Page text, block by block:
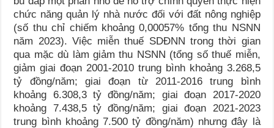
chức năng quản lý nhà nước đối với đất nông nghiệp
(số thu chỉ chiếm khoảng 0,00057% tổng thu NSNN
năm 2023). Việc miễn thuế SDĐNN trong thời gian
qua mặc dù làm giảm thu NSNN (tổng số thuế miễn,
giảm giai đoạn 2001-2010 trung bình khoảng 3.268,5
tỷ đồng/năm; giai đoạn từ 2011-2016 trung bình
khoảng 6.308,3 tỷ đồng/năm; giai đoạn 2017-2020
khoảng 7.438,5 tỷ đồng/năm; giai đoạn 2021-2023
trung bình khoảng 7.500 tỷ đồng/năm) nhưng đây là